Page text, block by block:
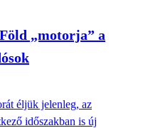
„motorja” a
éljük jelenleg, az
időszakban is új